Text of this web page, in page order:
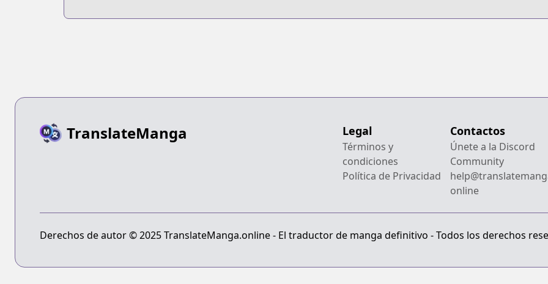
TranslateManga Legal
Términos y
condiciones
Política de Privacidad
Contactos
Únete a la Discord
Community
online
Derechos de autor © 2025 TranslateManga.online - El traductor de manga definitivo - Todos los derechos